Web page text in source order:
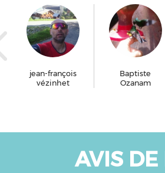
jean-françois
vézinhet
Baptiste
Ozanam
AVIS DE